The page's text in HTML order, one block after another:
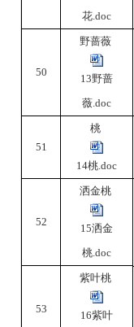
花.doc
50
野蔷薇
13野蔷
薇.doc
51
桃
14桃.doc
52
洒金桃
15洒金
桃.doc
53
紫叶桃
16紫叶